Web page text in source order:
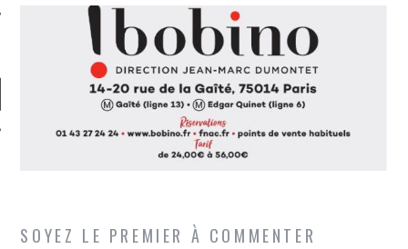
SOYEZ LE PREMIER À COMMENTER